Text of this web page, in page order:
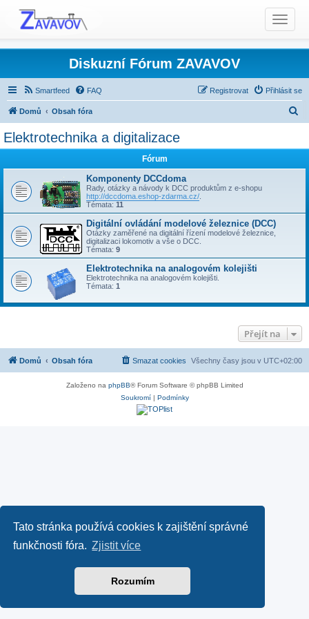
Tato stránka používá cookies k zajištění správné
funkčnosti fóra. Zjistit více
Rozumím
T
o
g
l
e
n
i
a
o
Diskuzní Fórum ZAVAVOV
Smartfeed FAQ Přihlásit se
Registrovat
Domů
Obsah fóra
Elektrotechnika a digitalizace
Fórum
Komponenty DCCdoma
Rady, otázky a návody k DCC produktům z e-shopu
http://dccdoma.eshop-zdarma.cz/
Témata: 11
Digitální ovládání modelové železnice (DCC)
Otázky zaměřené na digitální řízení modelové železnice,
digitalizaci lokomotiv a vše o DCC.
Témata: 9
Elektrotechnika na analogovém kolejišti
Elektrotechnika na analogovém kolejišti.
Témata: 1
Přejít na
Domů Obsah fóra Všechny časy jsou v UTC+02:00
Smazat cookies
Založeno na phpBB® Forum Software © phpBB Limited
Soukromí| Podmínky